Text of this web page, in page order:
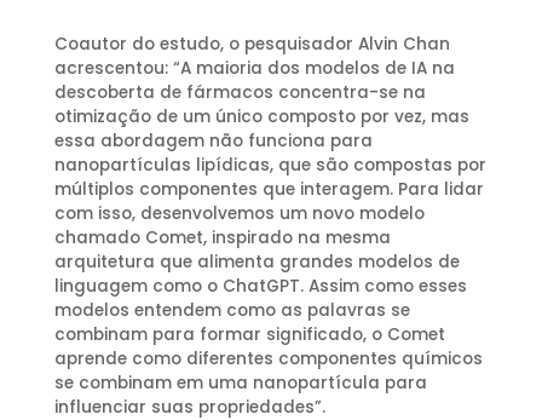
Coautor do estudo, o pesquisador Alvin Chan
acrescentou: “A maioria dos modelos de IA na
descoberta de fármacos concentra-se na
otimização de um único composto por vez, mas
essa abordagem não funciona para
nanopartículas lipídicas, que são compostas por
múltiplos componentes que interagem. Para lidar
com isso, desenvolvemos um novo modelo
chamado Comet, inspirado na mesma
arquitetura que alimenta grandes modelos de
linguagem como o ChatGPT. Assim como esses
modelos entendem como as palavras se
combinam para formar significado, o Comet
aprende como diferentes componentes químicos
se combinam em uma nanopartícula para
influenciar suas propriedades”.